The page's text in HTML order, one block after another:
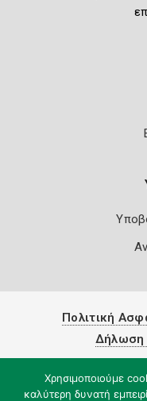
Πολιτική
Δήλωση
Χρησιμοποιούμε
καλύτερη δυνατή